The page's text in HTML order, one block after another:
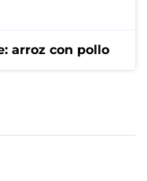
arroz con pollo